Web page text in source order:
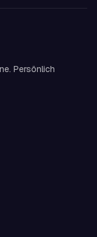
Persönlich